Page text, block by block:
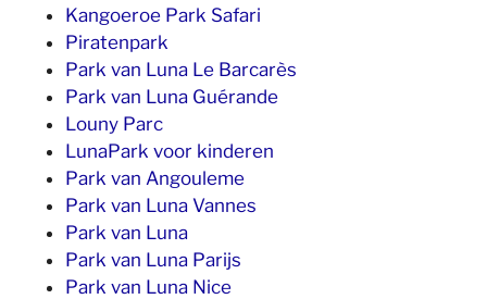
Kangoeroe Park Safari
Piratenpark
Park van Luna Le Barcarès
Park van Luna Guérande
Louny Parc
LunaPark voor kinderen
Park van Angouleme
Park van Luna Vannes
Park van Luna
Park van Luna Parijs
Park van Luna Nice